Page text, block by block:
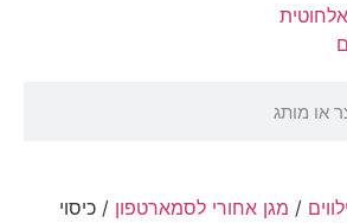
/ מגן אחורי לסמארטפון / כיסוי